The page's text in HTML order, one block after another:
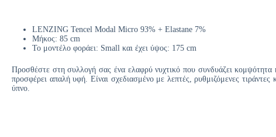
LENZING Tencel Modal Micro 93% + Elastane 7%
Μήκος: 85 cm
Το μοντέλο φοράει: Small και έχει ύψος: 175 cm
Προσθέστε στη συλλογή σας ένα ελαφρύ νυχτικό που συνδυάζει
προσφέρει απαλή υφή. Είναι σχεδιασμένο με λεπτές, ρυθμιζόμενες
ύπνο.